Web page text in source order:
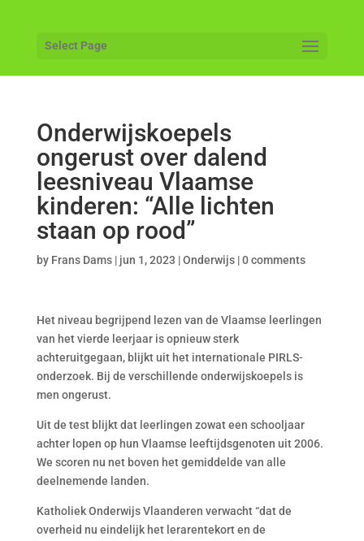
Select Page
Onderwijskoepels
ongerust over dalend
leesniveau Vlaamse
kinderen: “Alle lichten
staan op rood”
by Frans Dams| jun 1, 2023 |Onderwijs|0 comments
Het niveau begrijpend lezen van de Vlaamse leerlingen
van het vierde leerjaar is opnieuw sterk
achteruitgegaan, blijkt uit het internationale PIRLS-
onderzoek. Bij de verschillende onderwijskoepels is
men ongerust.
Uit de test blijkt dat leerlingen zowat een schooljaar
achter lopen op hun Vlaamse leeftijdsgenoten uit 2006.
We scoren nu net boven het gemiddelde van alle
deelnemende landen.
Katholiek Onderwijs Vlaanderen verwacht “dat de
overheid nu eindelijk het lerarentekort en de